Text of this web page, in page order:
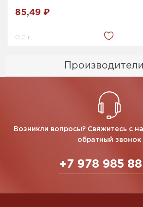
Производители
85,49 ₽
0.2 г.
Возникли вопросы? Свяжитесь с
обратный звонок
+7 978 985